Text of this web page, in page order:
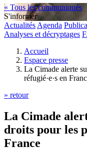
« Tous les communiqués
S'informer
Actualités Agenda
Analyses et décryptages
Accueil
Espace presse
La Cimade alerte
réfugié·e·s en
» retour
La Cimade
droits pour les
France